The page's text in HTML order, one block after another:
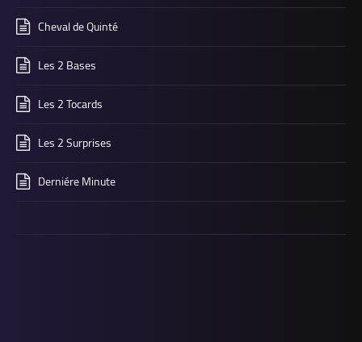
Cheval de Quinté
Les 2 Bases
Les 2 Tocards
Les 2 Surprises
Derniére Minute